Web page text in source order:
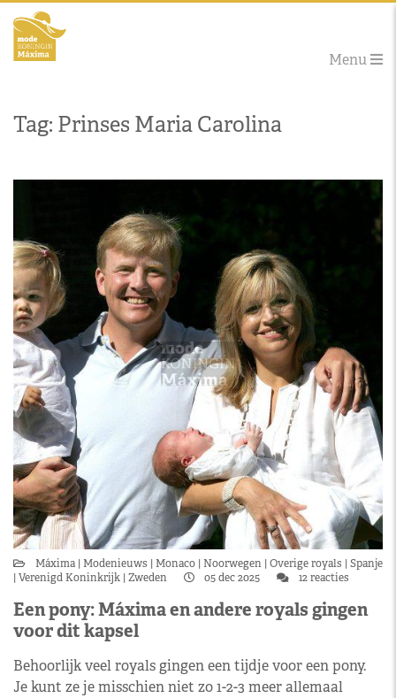
Menu
Tag: Prinses Maria Carolina
Máxima Modenieuws Monaco Noorwegen Overige royals
Spanje
Verenigd Koninkrijk Zweden 05 dec 2025 12 reacties
Een pony: Máxima en andere royals gingen
voor dit kapsel
Behoorlijk veel royals gingen een tijdje voor een pony.
Je kunt ze je misschien niet zo 1-2-3 meer allemaal